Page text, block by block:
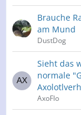
Brauche
am Mund
DustDog
Sieht das
normale
AxoFlo